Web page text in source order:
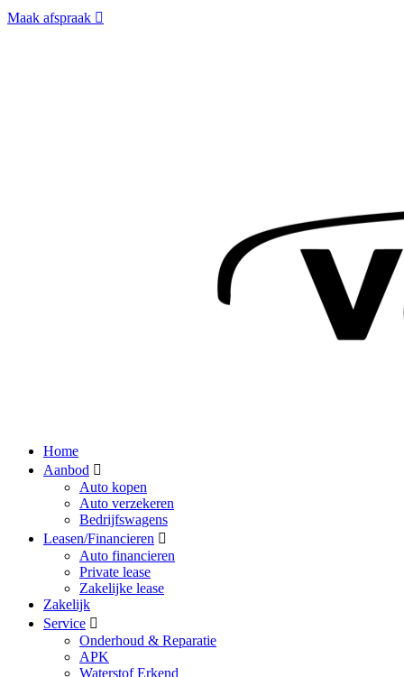
Maak afspraak
Home
Aanbod
Auto kopen
Auto verzekeren
Bedrijfswagens
Leasen/Financieren
Auto financieren
Private lease
Zakelijke lease
Zakelijk
Service
Onderhoud & Reparatie
APK
Waterstof Erkend